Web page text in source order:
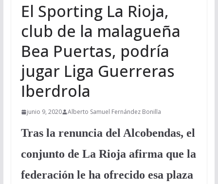
El Sporting La Rioja,
club de la malagueña
Bea Puertas, podría
jugar Liga Guerreras
Iberdrola
junio 9, 2020 Alberto Samuel Fernández Bonilla
Tras la renuncia del Alcobendas, el
conjunto de La Rioja afirma que la
federación le ha ofrecido esa plaza